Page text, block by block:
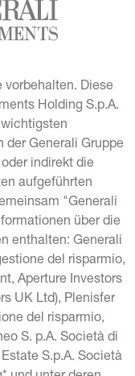
Diese
Holding S.p.A.
der Generali Gruppe
indirekt die
aufgeführten
"Generali
über die
enthalten: Generali
del risparmio,
Aperture Investors
UK Ltd), Plenisfer
del risparmio,
S. p.A. Società di
S.p.A. Società